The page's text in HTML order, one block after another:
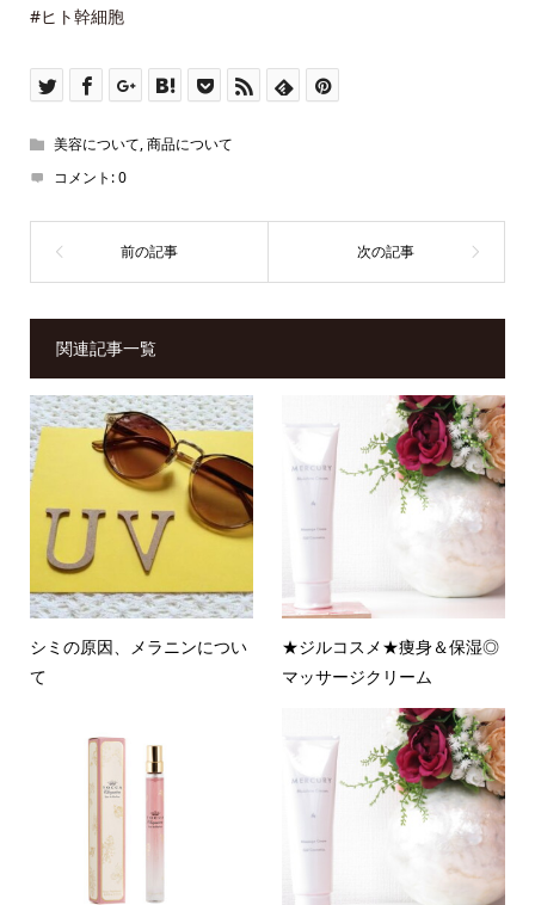
#ヒト幹細胞
美容について,商品について
コメント:0
関連記事一覧
シミの原因、メラニンについ
て
★ジルコスメ★痩身＆保湿◎
マッサージクリーム